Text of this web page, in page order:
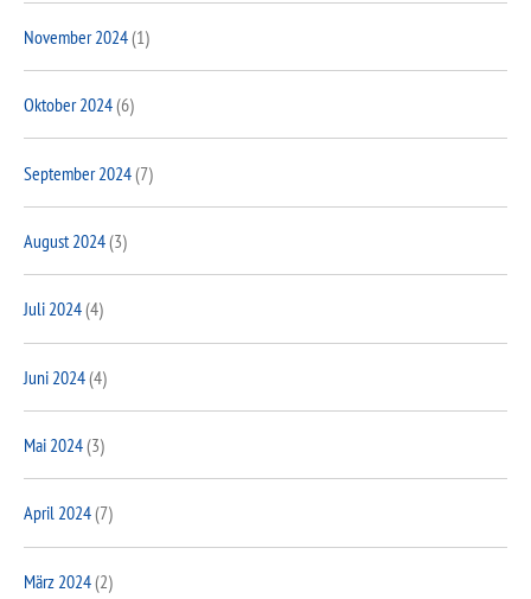
November 2024(1)
Oktober 2024(6)
September 2024(7)
August 2024(3)
Juli 2024(4)
Juni 2024(4)
Mai 2024(3)
April 2024(7)
März 2024(2)